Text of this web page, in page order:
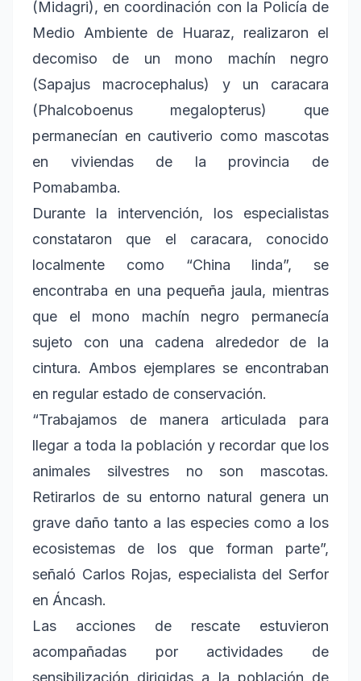
(Midagri), en coordinación con la Policía de
Medio Ambiente de Huaraz, realizaron el
decomiso de un mono machín negro
(Sapajus macrocephalus) y un caracara
(Phalcoboenus megalopterus) que
permanecían en cautiverio como mascotas
en viviendas de la provincia de
Pomabamba.
Durante la intervención, los especialistas
constataron que el caracara, conocido
localmente como “China linda”, se
encontraba en una pequeña jaula, mientras
que el mono machín negro permanecía
sujeto con una cadena alrededor de la
cintura. Ambos ejemplares se encontraban
en regular estado de conservación.
“Trabajamos de manera articulada para
llegar a toda la población y recordar que los
animales silvestres no son mascotas.
Retirarlos de su entorno natural genera un
grave daño tanto a las especies como a los
ecosistemas de los que forman parte”,
señaló Carlos Rojas, especialista del Serfor
en Áncash.
Las acciones de rescate estuvieron
acompañadas por actividades de
sensibilización dirigidas a la población de